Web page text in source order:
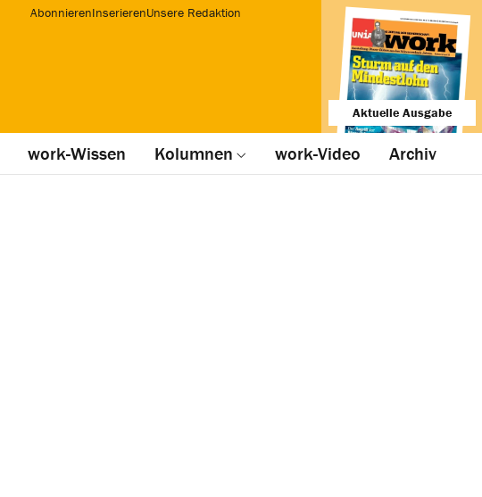
AbonnierenInserierenUnsere Redaktion
Aktuelle Ausgabe
work-Wissen Kolumnen work-Video Archiv